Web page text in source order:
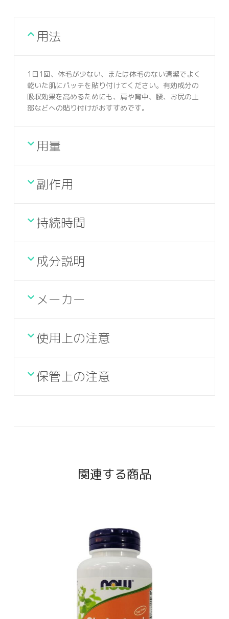
用法
1日1回、体毛が少ない、または体毛のない清潔でよく
乾いた肌にパッチを貼り付けてください。有効成分の
吸収効果を高めるためにも、肩や背中、腰、お尻の上
部などへの貼り付けがおすすめです。
用量
副作用
持続時間
成分説明
メーカー
使用上の注意
保管上の注意
関連する商品